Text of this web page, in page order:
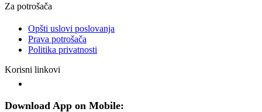
Za potrošača
Opšti uslovi poslovanja
Prava potrošača
Politika privatnosti
Korisni linkovi
Download App on Mobile: